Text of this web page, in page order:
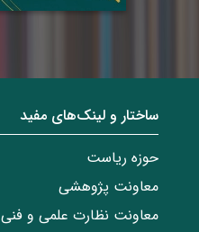
ساختار‌‌ و‌‌ لینک‌های مفید
حوزه ریاست
معاونت پژوهشی
معاونت نظارت علمی و فنی